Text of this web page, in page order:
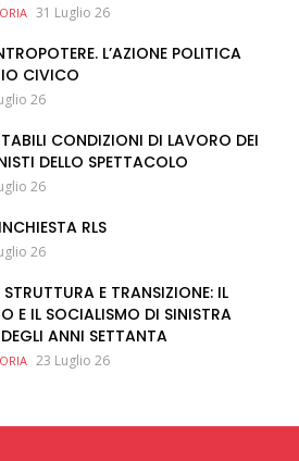
31 Luglio 26
L’AZIONE POLITICA
CIVICO
26
CONDIZIONI DI LAVORO DEI
DELLO SPETTACOLO
26
RLS
26
STRUTTURA E TRANSIZIONE: IL
E IL SOCIALISMO DI SINISTRA
ANNI SETTANTA
23 Luglio 26